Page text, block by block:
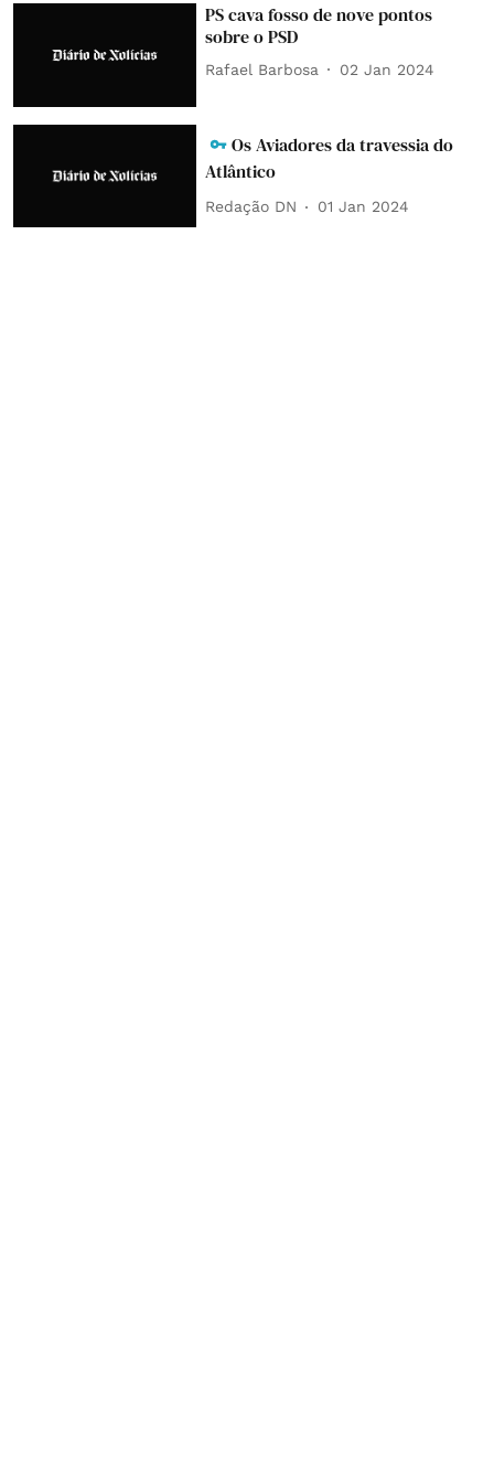
PS cava fosso de nove pontos
sobre o PSD
Rafael Barbosa 02 Jan 2024
Os Aviadores da travessia do
Atlântico
Redação DN 01 Jan 2024